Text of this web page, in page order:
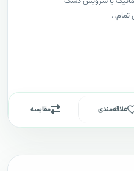
علاقه‌مندی مقایسه